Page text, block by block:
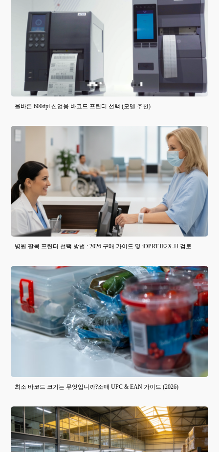
올바른 600dpi 산업용 바코드 프린터 선택 (모델 추천)
병원 팔목 프린터 선택 방법 : 2026 구매 가이드 및 iDPRT iE2X-H 검토
최소 바코드 크기는 무엇입니까?소매 UPC & EAN 가이드 (2026)